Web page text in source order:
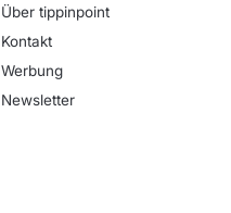
Über tippinpoint
Kontakt
Werbung
Newsletter